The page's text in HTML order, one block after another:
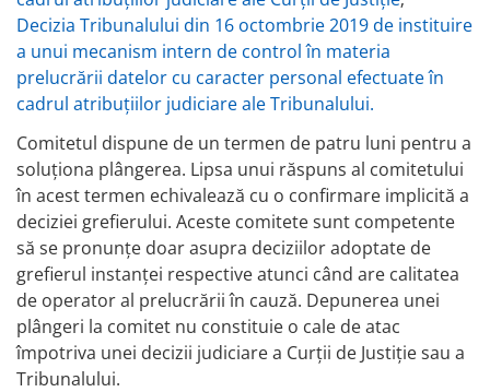
Decizia Tribunalului din 16 octombrie 2019 de instituire
a unui mecanism intern de control în materia
prelucrării datelor cu caracter personal efectuate în
cadrul atribuțiilor judiciare ale Tribunalului.
Comitetul dispune de un termen de patru luni pentru a
soluționa plângerea. Lipsa unui răspuns al comitetului
în acest termen echivalează cu o confirmare implicită a
deciziei grefierului. Aceste comitete sunt competente
să se pronunțe doar asupra deciziilor adoptate de
grefierul instanței respective atunci când are calitatea
de operator al prelucrării în cauză. Depunerea unei
plângeri la comitet nu constituie o cale de atac
împotriva unei decizii judiciare a Curții de Justiție sau a
Tribunalului.